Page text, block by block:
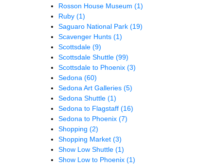
Rosson House Museum (1)
Ruby (1)
Saguaro National Park (19)
Scavenger Hunts (1)
Scottsdale (9)
Scottsdale Shuttle (99)
Scottsdale to Phoenix (3)
Sedona (60)
Sedona Art Galleries (5)
Sedona Shuttle (1)
Sedona to Flagstaff (16)
Sedona to Phoenix (7)
Shopping (2)
Shopping Market (3)
Show Low Shuttle (1)
Show Low to Phoenix (1)